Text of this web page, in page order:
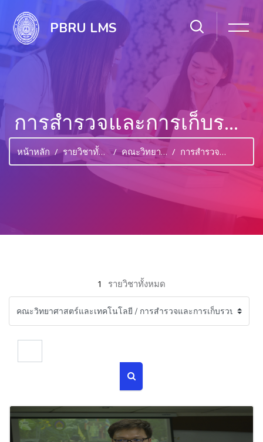
PBRU LMS
การสำรวจและการเก็บรวบรวมพันธุ์สิ่งมีชีวิตในท้องถิ่น
หน้าหลัก รายวิชาทั้งหมด คณะวิทยาศาสตร์และเทคโนโลยี การสำรวจและการเก็บรวบรวมพันธุ์สิ่งมีชีวิตในท้องถิ่น
1 รายวิชาทั้งหมด